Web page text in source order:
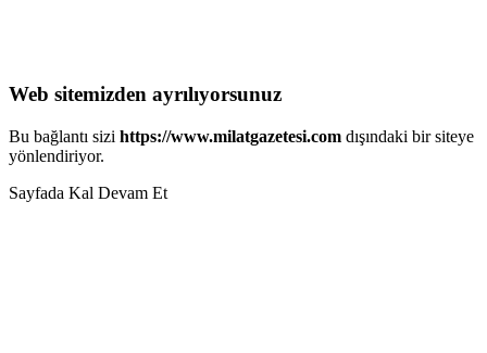
Web sitemizden ayrılıyorsunuz
Bu bağlantı sizi https://www.milatgazetesi.com dışındaki bir siteye
yönlendiriyor.
Sayfada Kal Devam Et